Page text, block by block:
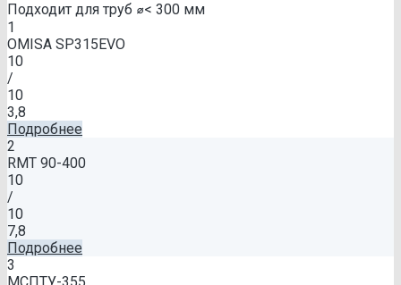
Подходит для труб ⌀< 300 мм
1
OMISA SP315EVO
10
/
10
3,8
Подробнее
2
RMT 90-400
10
/
10
7,8
Подробнее
3